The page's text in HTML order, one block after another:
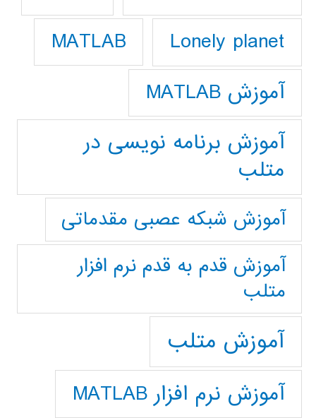
Lonely planet
MATLAB
آموزش MATLAB
آموزش برنامه نویسی در
متلب
آموزش شبکه عصبی مقدماتی
آموزش قدم به قدم نرم افزار
متلب
آموزش متلب
آموزش نرم افزار MATLAB